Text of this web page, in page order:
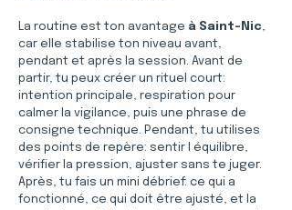
La routine est ton avantage à Saint-Nic,
car elle stabilise ton niveau avant,
pendant et après la session. Avant de
partir, tu peux créer un rituel court:
intention principale, respiration pour
calmer la vigilance, puis une phrase de
consigne technique. Pendant, tu utilises
des points de repère: sentir l équilibre,
vérifier la pression, ajuster sans te juger.
Après, tu fais un mini débrief: ce qui a
fonctionné, ce qui doit être ajusté, et la